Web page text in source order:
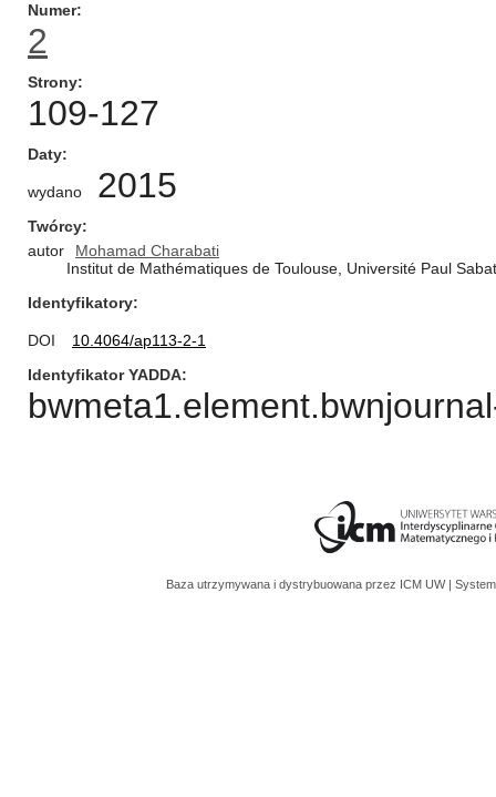
Numer
2
Strony
109-127
Daty
wydano 2015
Twórcy
autor
Mohamad Charabati
Institut de Mathématiques de Toulouse, Université Paul
Identyfikatory
DOI
10.4064/ap113-2-1
Identyfikator YADDA
Baza utrzymywana i dystrybuowana przez ICM UW |